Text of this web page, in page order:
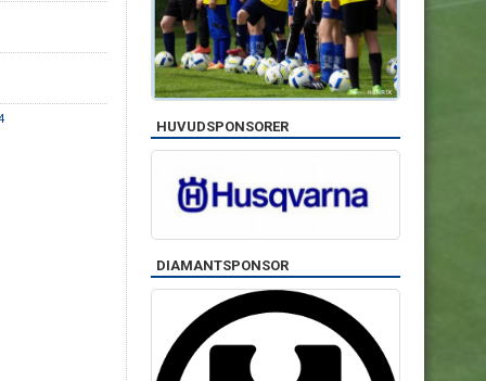
HUVUDSPONSORER
DIAMANTSPONSOR